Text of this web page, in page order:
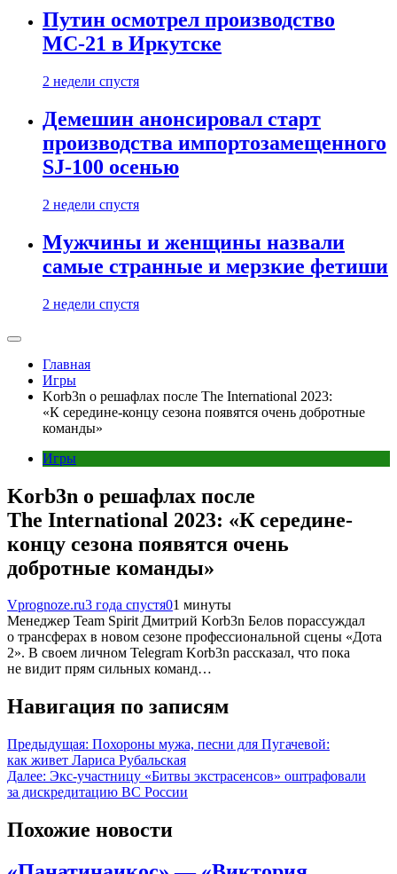
Путин осмотрел производство
МС-21 в Иркутске
2 недели спустя
Демешин анонсировал старт
производства импортозамещенного
SJ-100 осенью
2 недели спустя
Мужчины и женщины назвали
самые странные и мерзкие фетиши
2 недели спустя
Главная
Игры
Korb3n о решафлах после The International 2023:
«К середине-концу сезона появятся очень добротные
команды»
Игры
Korb3n о решафлах после
The International 2023: «К середине-
концу сезона появятся очень
добротные команды»
Vprognoze.ru3 года спустя01 минуты
Менеджер Team Spirit Дмитрий Korb3n Белов порассуждал
о трансферах в новом сезоне профессиональной сцены «Дота
2». В своем личном Telegram Korb3n рассказал, что пока
не видит прям сильных команд…
Навигация по записям
Предыдущая: Похороны мужа, песни для Пугачевой:
как живет Лариса Рубальская
Далее: Экс-участницу «Битвы экстрасенсов» оштрафовали
за дискредитацию ВС России
Похожие новости